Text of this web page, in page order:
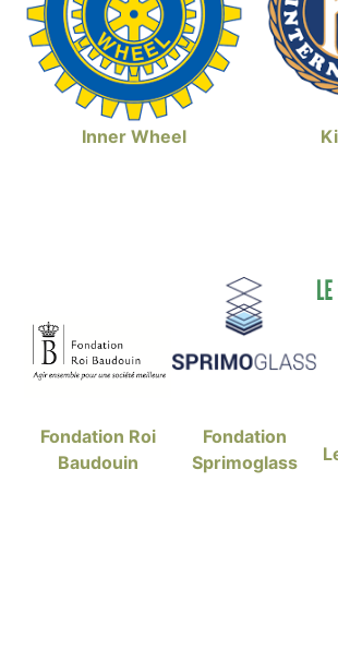
Inner Wheel
Fondation Roi
Baudouin
Fondation
Sprimoglass